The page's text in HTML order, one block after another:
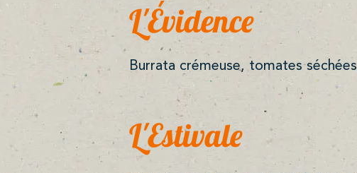
L'Évidence
Burrata crémeuse, tomates
L'Estivale